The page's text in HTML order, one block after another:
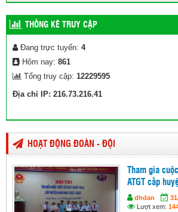
THỐNG KÊ TRUY CẬP
Đang trực tuyến: 4
Hôm nay: 861
Tổng truy cập: 12229595
Địa chỉ IP: 216.73.216.41
HOẠT ĐỘNG ĐOÀN - ĐỘI
Tham gia
ATGT cấp
dhdan
Lượt xem: